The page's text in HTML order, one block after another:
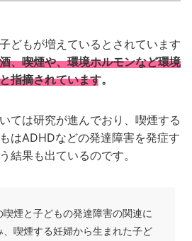
どもが増えているとされています
、喫煙や、環境ホルモンなど環境
指摘されています。
ては研究が進んでおり、喫煙する
はADHDなどの発達障害を発症す
結果も出ているのです。
煙と子どもの発達障害の関連に
喫煙する妊婦から生まれた子ど